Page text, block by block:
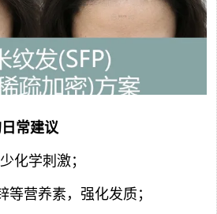
常建议
化学刺激；
营养素，强化发质；